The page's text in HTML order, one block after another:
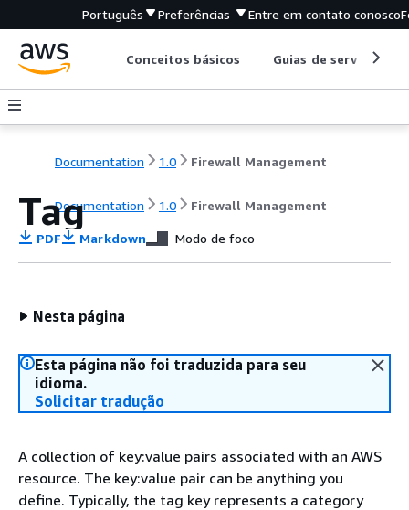
Português Preferências Entre em contato conosco
Conceitos básicos Guias de serviço
Documentation 1.0 Firewall Management
Documentation 1.0 Firewall Management
Tag
PDF Markdown Modo de foco
Nesta página
Esta página não foi traduzida para seu
idioma.
Solicitar tradução
A collection of key:value pairs associated with an AWS
resource. The key:value pair can be anything you
define. Typically, the tag key represents a category